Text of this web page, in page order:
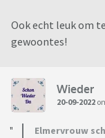
Ook echt leuk om
gewoontes!
Wieder
20-09-2022
Elmervrouw